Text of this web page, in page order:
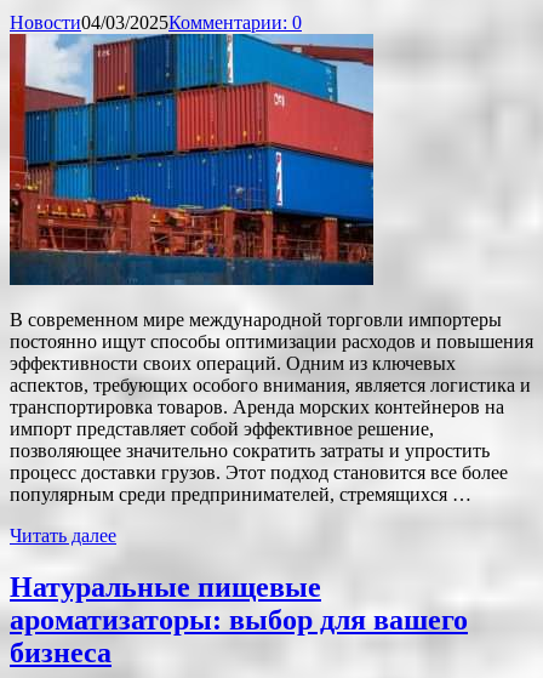
Новости04/03/2025Комментарии: 0
В современном мире международной торговли импортеры
постоянно ищут способы оптимизации расходов и повышения
эффективности своих операций. Одним из ключевых
аспектов, требующих особого внимания, является логистика и
транспортировка товаров. Аренда морских контейнеров на
импорт представляет собой эффективное решение,
позволяющее значительно сократить затраты и упростить
процесс доставки грузов. Этот подход становится все более
популярным среди предпринимателей, стремящихся …
Читать далее
Натуральные пищевые
ароматизаторы: выбор для вашего
бизнеса